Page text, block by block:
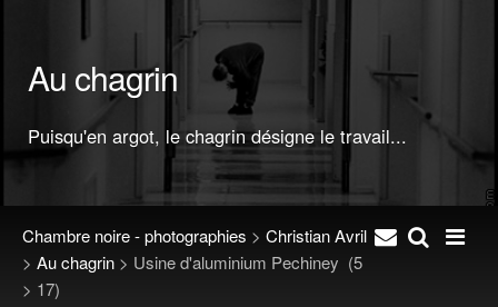
Au chagrin
Puisqu'en argot, le chagrin désigne le travail...
Chambre noire - photographies > Christian Avril
> Au chagrin > Usine d'aluminium Pechiney (5
> 17)